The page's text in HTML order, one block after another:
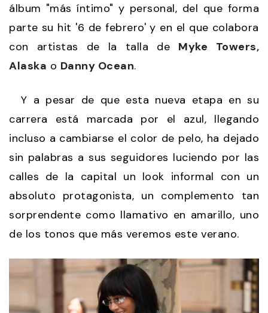
álbum "más íntimo" y personal, del que forma
parte su hit '6 de febrero' y en el que colabora
con artistas de la talla de Myke Towers,
Alaska o Danny Ocean.
Y a pesar de que esta nueva etapa en su
carrera está marcada por el azul, llegando
incluso a cambiarse el color de pelo, ha dejado
sin palabras a sus seguidores luciendo por las
calles de la capital un look informal con un
absoluto protagonista, un complemento tan
sorprendente como llamativo en amarillo, uno
de los tonos que más veremos este verano.